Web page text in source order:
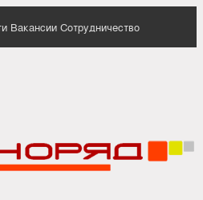
Вакансии Сотрудничество